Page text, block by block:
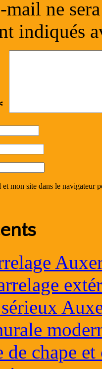
mail ne
indiqués
mon site dans le navigateur
de chape